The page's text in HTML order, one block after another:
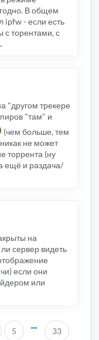
В общем
ipfw - если есть
с торентами, с
"другом трекере
пиров "там" и
(чем больше, тем
не может
торрента (ну
ещё и раздача/
на
сервер видеть
если они
или
5
33